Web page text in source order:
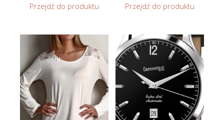
Przejdź do produktu Przejdź do produktu